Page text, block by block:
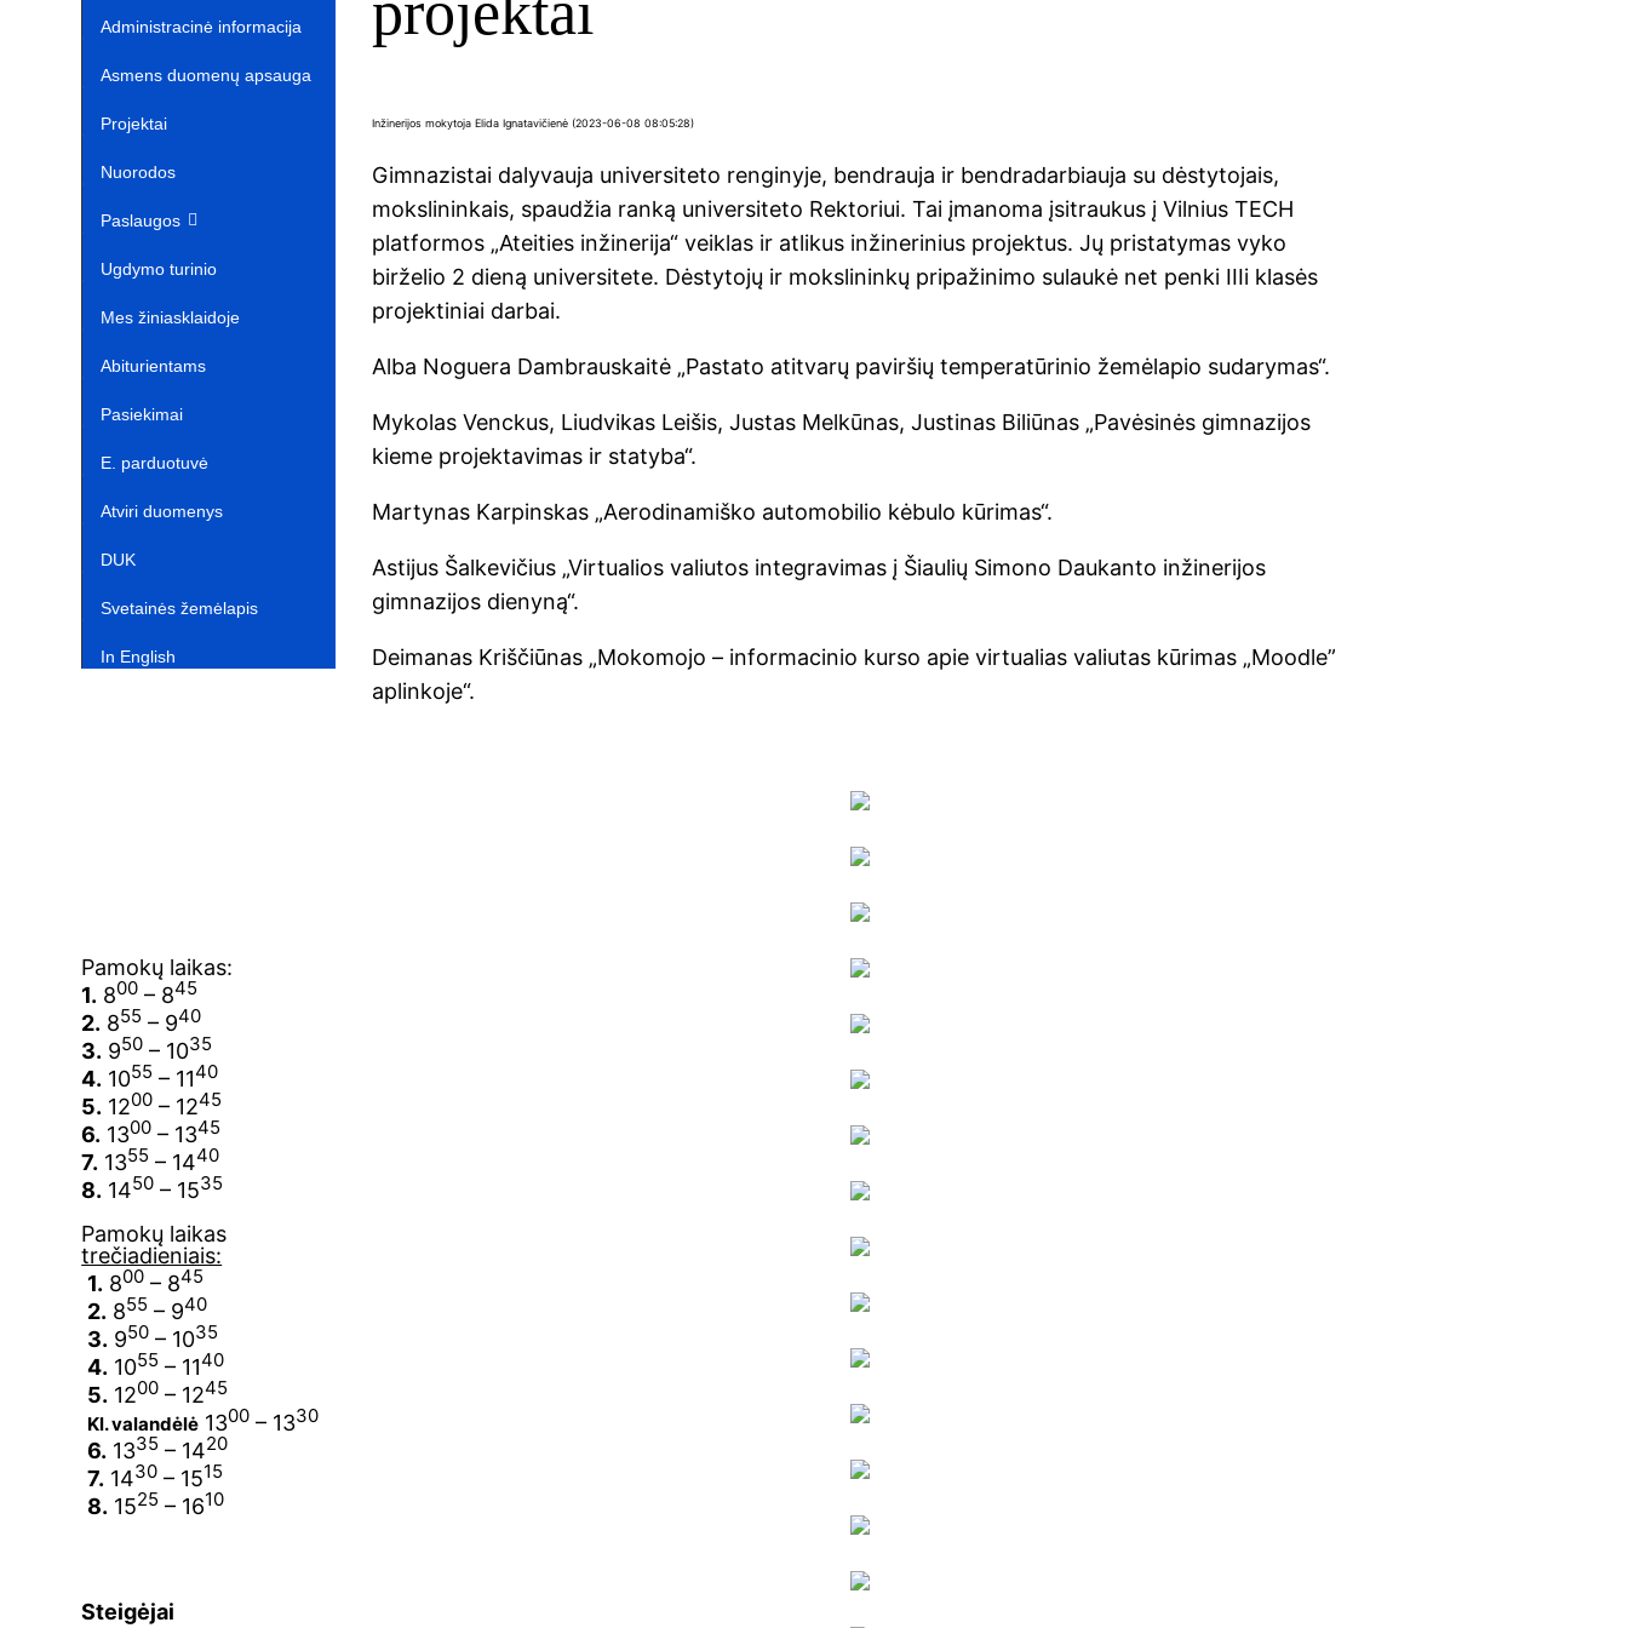
Administracinė informacija
Asmens duomenų apsauga
Projektai‎
Nuorodos ‎ ‎ ‎ ‎ ‎ ‎ ‎ ‎ ‎ ‎ ‎‎
Paslaugos
Ugdymo turinio
atnaujinimas‎
Mes žiniasklaidoje‎
Abiturientams‎‎
Pasiekimai
E. parduotuvė ‎ ‎ ‎ ‎ ‎ ‎ ‎ ‎ ‎ ‎ ‎ ‎ ‎
Atviri duomenys
DUK
Svetainės žemėlapis
In English‎
Pamokų laikas:
1. 800 – 845
2. 855 – 940
3. 950 – 1035
4. 1055 – 1140
5. 1200 – 1245
6. 1300 – 1345
7. 1355 – 1440
8. 1450 – 1535
Pamokų laikas
trečiadieniais:
1. 800 – 845
2. 855 – 940
3. 950 – 1035
4. 1055 – 1140
5. 1200 – 1245
Kl. valandėlė 1300 – 1330
6. 1335 – 1420
7. 1430 – 1515
8. 1525 – 1610
Steigėjai
Inžinerijos mokytoja Elida Ignatavičienė (2023-06-08 08:05:28)
Gimnazistai dalyvauja universiteto renginyje, bendrauja ir bendradarbiauja su dėstytojais,
mokslininkais, spaudžia ranką universiteto Rektoriui. Tai įmanoma įsitraukus į Vilnius TECH
platformos „Ateities inžinerija“ veiklas ir atlikus inžinerinius projektus. Jų pristatymas vyko
birželio 2 dieną universitete. Dėstytojų ir mokslininkų pripažinimo sulaukė net penki IIIi klasės
projektiniai darbai.
Alba Noguera Dambrauskaitė „Pastato atitvarų paviršių temperatūrinio žemėlapio sudarymas“.
Mykolas Venckus, Liudvikas Leišis, Justas Melkūnas, Justinas Biliūnas „Pavėsinės gimnazijos
kieme projektavimas ir statyba“.
Martynas Karpinskas „Aerodinamiško automobilio kėbulo kūrimas“.
Astijus Šalkevičius „Virtualios valiutos integravimas į Šiaulių Simono Daukanto inžinerijos
gimnazijos dienyną“.
Deimanas Kriščiūnas „Mokomojo – informacinio kurso apie virtualias valiutas kūrimas „Moodle”
aplinkoje“.